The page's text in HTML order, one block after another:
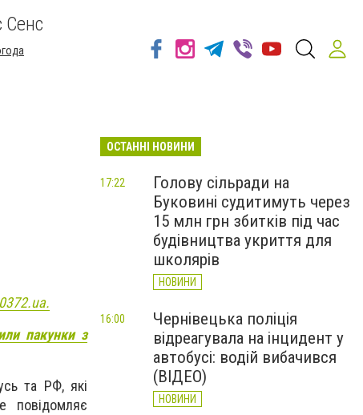
0372.ua.
пакунки з
та РФ, які
повідомляє
ОСТАННІ НОВИНИ
Голову сільради на
Буковині судитимуть через
15 млн грн збитків під час
будівництва укриття для
школярів
НОВИНИ
17:22
Чернівецька поліція
відреагувала на інцидент у
автобусі: водій вибачився
(ВІДЕО)
НОВИНИ
16:00